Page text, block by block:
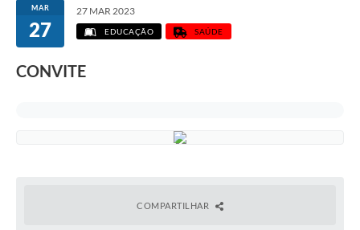
MAR
27
27 MAR 2023
EDUCAÇÃO SAÚDE
CONVITE
COMPARTILHAR